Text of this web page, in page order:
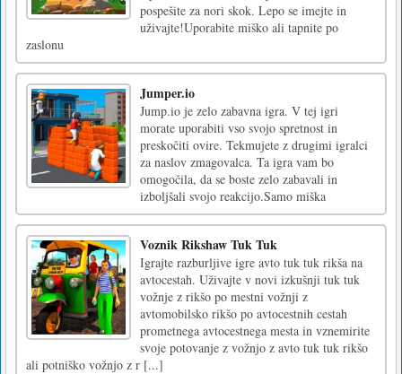
pospešite za nori skok. Lepo se imejte in
uživajte!Uporabite miško ali tapnite po
zaslonu
Jumper.io
Jump.io je zelo zabavna igra. V tej igri
morate uporabiti vso svojo spretnost in
preskočiti ovire. Tekmujete z drugimi igralci
za naslov zmagovalca. Ta igra vam bo
omogočila, da se boste zelo zabavali in
izboljšali svojo reakcijo.Samo miška
Voznik Rikshaw Tuk Tuk
Igrajte razburljive igre avto tuk tuk rikša na
avtocestah. Uživajte v novi izkušnji tuk tuk
vožnje z rikšo po mestni vožnji z
avtomobilsko rikšo po avtocestnih cestah
prometnega avtocestnega mesta in vznemirite
svoje potovanje z vožnjo z avto tuk tuk rikšo
ali potniško vožnjo z r [...]